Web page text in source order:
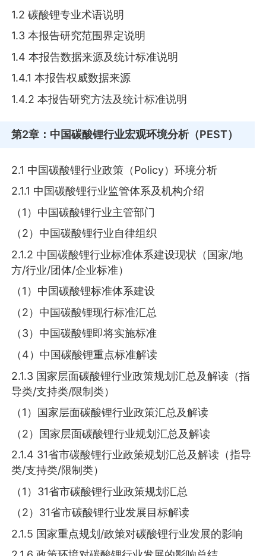
1.2 碳酸锂专业术语说明
1.3 本报告研究范围界定说明
1.4 本报告数据来源及统计标准说明
1.4.1 本报告权威数据来源
1.4.2 本报告研究方法及统计标准说明
第2章 ：中国碳酸锂行业宏观环境分析（PEST）
2.1 中国碳酸锂行业政策（Policy）环境分析
2.1.1 中国碳酸锂行业监管体系及机构介绍
（1）中国碳酸锂行业主管部门
（2）中国碳酸锂行业自律组织
2.1.2 中国碳酸锂行业标准体系建设现状（国家/地
方/行业/团体/企业标准）
（1）中国碳酸锂标准体系建设
（2）中国碳酸锂现行标准汇总
（3）中国碳酸锂即将实施标准
（4）中国碳酸锂重点标准解读
2.1.3 国家层面碳酸锂行业政策规划汇总及解读（指
导类/支持类/限制类）
（1）国家层面碳酸锂行业政策汇总及解读
（2）国家层面碳酸锂行业规划汇总及解读
2.1.4 31省市碳酸锂行业政策规划汇总及解读（指导
类/支持类/限制类）
（1）31省市碳酸锂行业政策规划汇总
（2）31省市碳酸锂行业发展目标解读
2.1.5 国家重点规划/政策对碳酸锂行业发展的影响